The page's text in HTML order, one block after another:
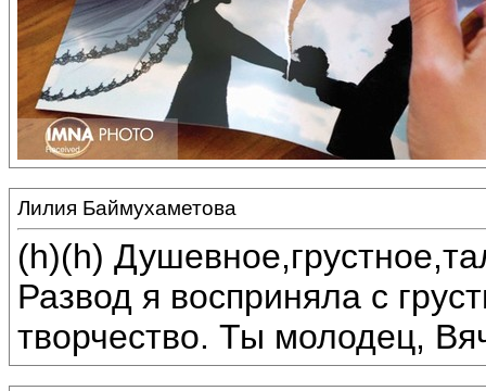
Лилия Баймухаметова
(h)(h)
Развод я восприняла с
творчество. Ты молодец,